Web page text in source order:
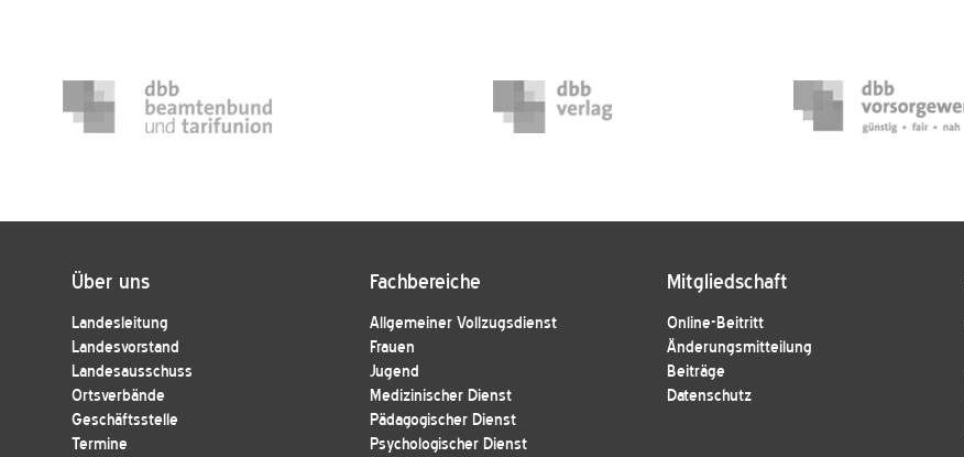
Über uns
Landesleitung
Landesvorstand
Landesausschuss
Ortsverbände
Geschäftsstelle
Termine
Fachbereiche
Allgemeiner Vollzugsdienst
Frauen
Jugend
Medizinischer Dienst
Pädagogischer Dienst
Psychologischer Dienst
Mitgliedschaft
Online-Beitritt
Änderungsmitteilung
Beiträge
Datenschutz